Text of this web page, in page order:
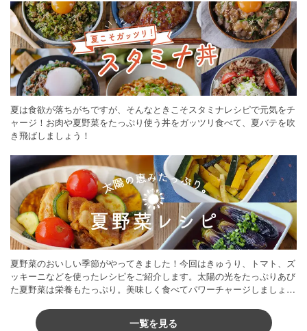
夏は食欲が落ちがちですが、そんなときこそスタミナレシピで元気をチ
ャージ！お肉や夏野菜をたっぷり使う丼をガッツリ食べて、夏バテを吹
き飛ばしましょう！
夏野菜のおいしい季節がやってきました！今回はきゅうり、トマト、ズ
ッキーニなどを使ったレシピをご紹介します。太陽の光をたっぷりあび
た夏野菜は栄養もたっぷり。美味しく食べてパワーチャージしましょう
一覧を見る